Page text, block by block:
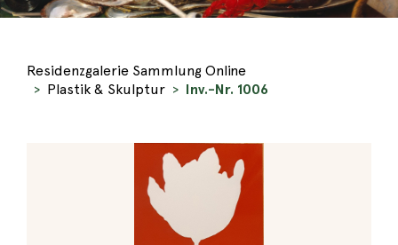
Residenzgalerie Sammlung Online
Plastik & Skulptur
Inv.-Nr. 1006